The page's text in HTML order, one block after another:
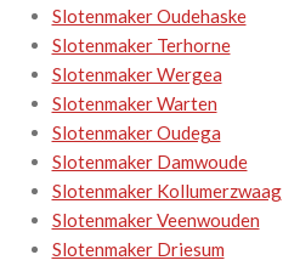
Slotenmaker Oudehaske
Slotenmaker Terhorne
Slotenmaker Wergea
Slotenmaker Warten
Slotenmaker Oudega
Slotenmaker Damwoude
Slotenmaker Kollumerzwaag
Slotenmaker Veenwouden
Slotenmaker Driesum